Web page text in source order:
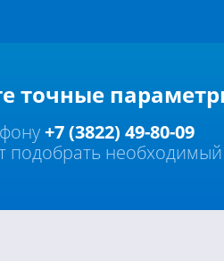
точные
+7 (3822) 49-80-09
подобрать необходимый